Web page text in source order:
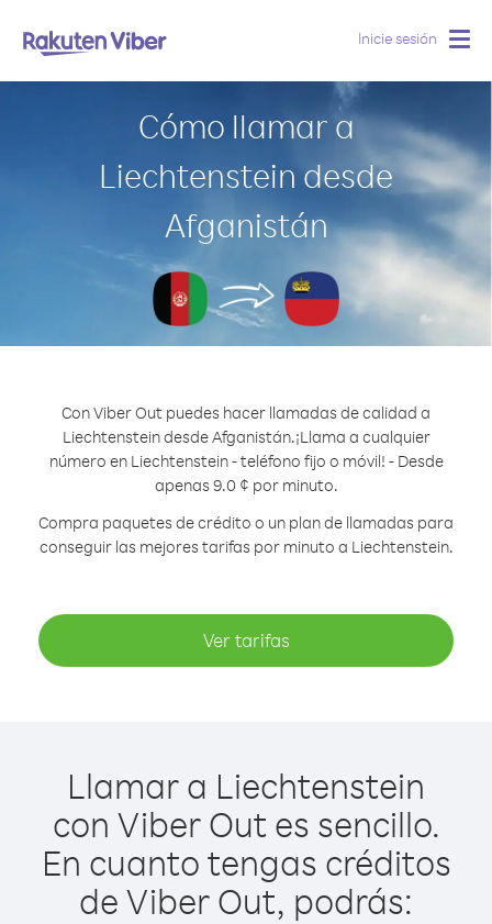
Inicie sesión
Cómo llamar a
Liechtenstein desde
Afganistán
Con Viber Out puedes hacer llamadas de calidad a
Liechtenstein desde Afganistán.¡Llama a cualquier
número en Liechtenstein - teléfono fijo o móvil! - Desde
apenas 9.0 ¢ por minuto.
Compra paquetes de crédito o un plan de llamadas para
conseguir las mejores tarifas por minuto a Liechtenstein.
Ver tarifas
Llamar a Liechtenstein
con Viber Out es sencillo.
En cuanto tengas créditos
de Viber Out, podrás: